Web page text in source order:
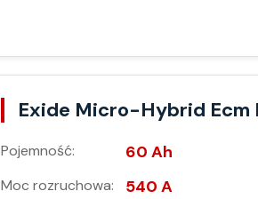
Exide Micro-Hybrid Ecm
Pojemność: 60 Ah
Moc rozruchowa: 540 A